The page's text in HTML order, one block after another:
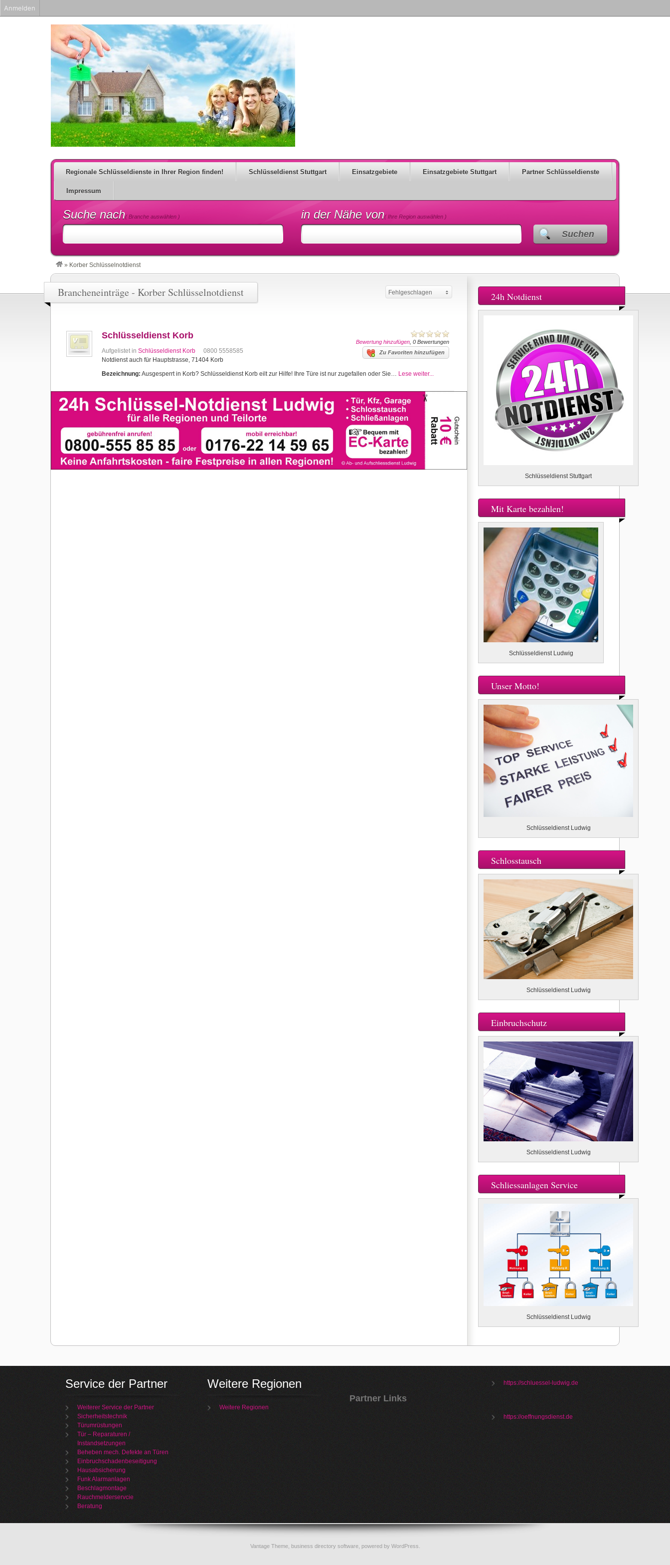
Regionale Schlüsseldienste in Ihrer Region finden! Schlüsseldienst Stuttgart Einsatzgebiete Einsatzgebiete Stuttgart Partner Schlüsseldienste
Impressum
Suche nach( Branche auswählen ) in der Nähe von( Ihre Region auswählen )
Suchen
» Korber Schlüsselnotdienst
Brancheneinträge - Korber Schlüsselnotdienst Fehlgeschlagen
Bewertung hinzufügen , 0 Bewertungen
Schlüsseldienst Korb
Aufgelistet in Schlüsseldienst Korb Zu Favoriten hinzufügen
0800 5558585
Notdienst auch für Hauptstrasse, 71404 Korb
Bezeichnung: Ausgesperrt in Korb? Schlüsseldienst Korb eilt zur Hilfe! Ihre Türe ist nur zugefallen oder Sie… Lese weiter...
24h Notdienst
Schlüsseldienst Stuttgart
Mit Karte bezahlen!
Schlüsseldienst Ludwig
Unser Motto!
Schlüsseldienst Ludwig
Schlosstausch
Schlüsseldienst Ludwig
Einbruchschutz
Schlüsseldienst Ludwig
Schliessanlagen Service
Schlüsseldienst Ludwig
Service der Partner
Weiterer Service der Partner
Sicherheitstechnik
Türumrüstungen
Tür – Reparaturen /
Instandsetzungen
Beheben mech. Defekte an Türen
Einbruchschadenbeseitigung
Hausabsicherung
Funk Alarmanlagen
Beschlagmontage
Rauchmelderservcie
Beratung
Weitere Regionen
Weitere Regionen
Partner Links
https://schluessel-ludwig.de
https://oeffnungsdienst.de
Vantage Theme, business directory software, powered by WordPress
Anmelden